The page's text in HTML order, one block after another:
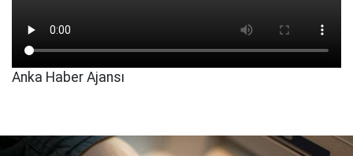
Anka Haber Ajansı